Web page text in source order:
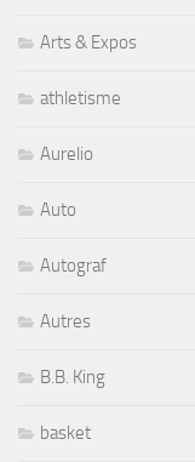
Arts & Expos
athletisme
Aurelio
Auto
Autograf
Autres
B.B. King
basket